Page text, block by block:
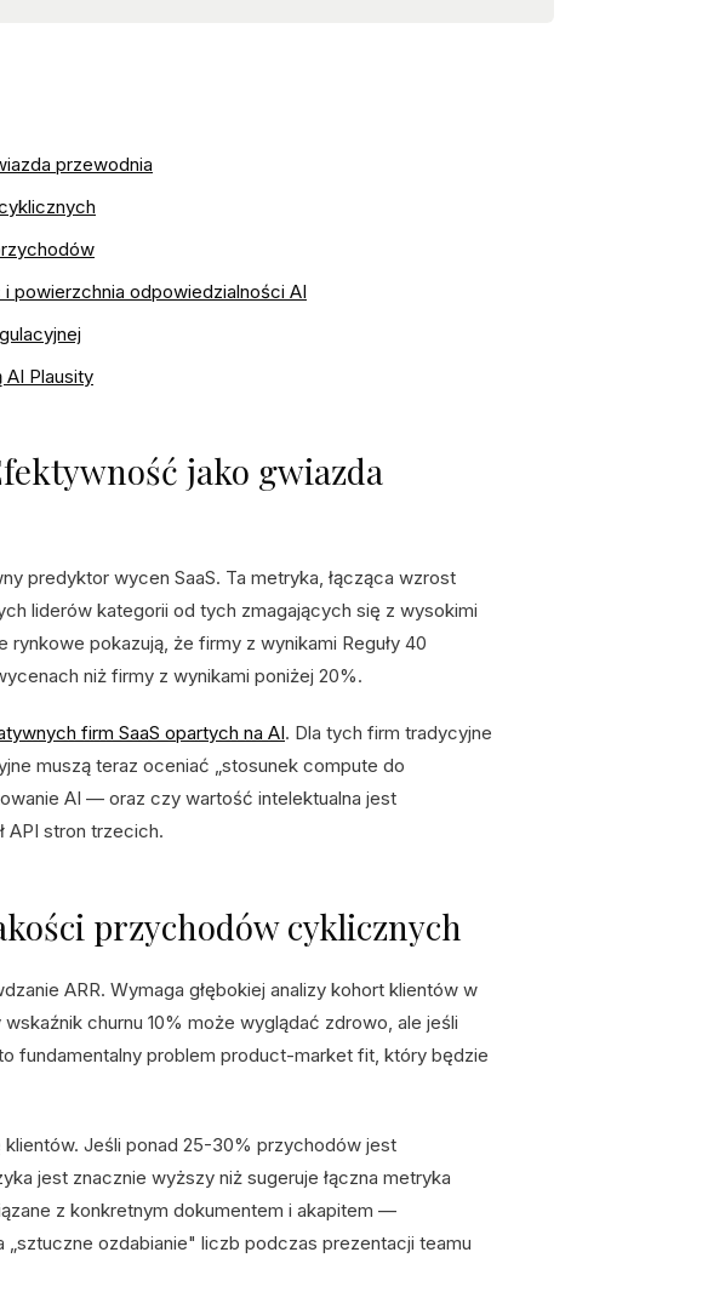
przewodnia
powierzchnia odpowiedzialności AI
AI Plausity
jako gwiazda
predyktor wycen SaaS. Ta metryka, łącząca wzrost
liderów kategorii od tych zmagających się z wysokimi
pokazują, że firmy z wynikami Reguły 40
niż firmy z wynikami poniżej 20%.
firm SaaS opartych na AI. Dla tych firm tradycyjne
muszą teraz oceniać „stosunek compute do
AI — oraz czy wartość intelektualna jest
API stron trzecich.
przychodów cyklicznych
ARR. Wymaga głębokiej analizy kohort klientów w
churnu 10% może wyglądać zdrowo, ale jeśli
fundamentalny problem product-market fit, który będzie
Jeśli ponad 25-30% przychodów jest
jest znacznie wyższy niż sugeruje łączna metryka
z konkretnym dokumentem i akapitem —
ozdabianie" liczb podczas prezentacji teamu